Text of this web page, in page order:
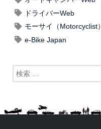
ドライバーWeb
モーサイ（Motorcyclist）
e-Bike Japan